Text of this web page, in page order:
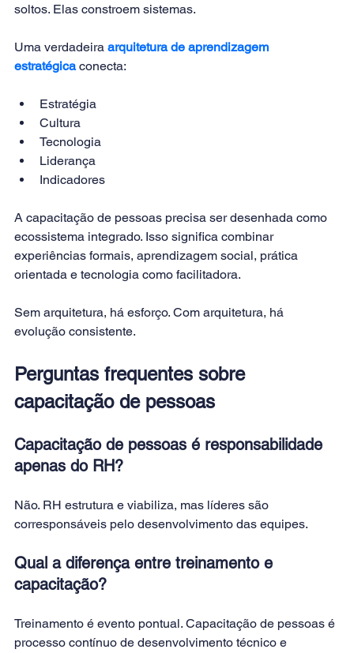
soltos. Elas constroem sistemas.
Uma verdadeira arquitetura de aprendizagem
estratégica conecta:
Estratégia
Cultura
Tecnologia
Liderança
Indicadores
A capacitação de pessoas precisa ser desenhada como
ecossistema integrado. Isso significa combinar
experiências formais, aprendizagem social, prática
orientada e tecnologia como facilitadora.
Sem arquitetura, há esforço. Com arquitetura, há
evolução consistente.
Perguntas frequentes sobre
capacitação de pessoas
Capacitação de pessoas é responsabilidade
apenas do RH?
Não. RH estrutura e viabiliza, mas líderes são
corresponsáveis pelo desenvolvimento das equipes.
Qual a diferença entre treinamento e
capacitação?
Treinamento é evento pontual. Capacitação de pessoas é
processo contínuo de desenvolvimento técnico e